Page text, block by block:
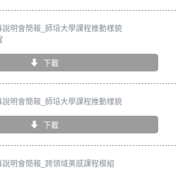
明會簡報_師培大學課程推動樣貌
下載
明會簡報_師培大學課程推動樣貌
下載
明會簡報_跨領域美感課程模組